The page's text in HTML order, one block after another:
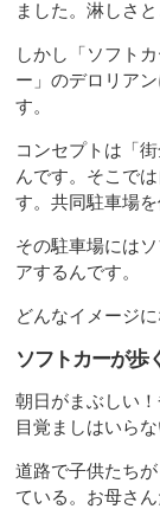
ました。淋しさ
しかし「ソフト
ー」のデロリア
す。
コンセプトは「
んです。そこで
す。共同駐車場を
その駐車場には
アするんです。
どんなイメージ
ソフトカーが歩
朝日がまぶしい
目覚ましはいらな
道路で子供たち
ている。お母さ